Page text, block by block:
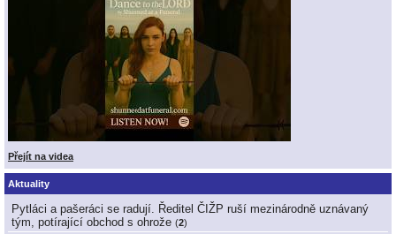
Přejít na videa
Aktuality
Pytláci a pašeráci se radují. Ředitel ČIŽP ruší mezinárodně uznávaný
tým, potírající obchod s ohrože (2)